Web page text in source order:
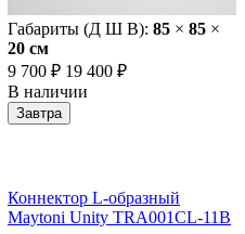
Габариты (Д Ш В): 85 × 85 ×
20 cм
9 700 ₽ 19 400 ₽
В наличии
Завтра
Коннектор L-образный
Maytoni Unity TRA001CL-11B